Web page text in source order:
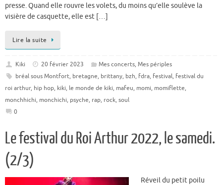
presse. Quand elle rouvre les volets, du moins qu’elle soulève la
visière de casquette, elle est […]
Lire la suite
Kiki 20 février 2023 Mes concerts, Mes périples
bréal sous Montfort, bretagne, brittany, bzh, fdra, festival, festival du
roi arthur, hip hop, kiki, le monde de kiki, mafeu, momi, momiflette,
monchhichi, monchichi, psyche, rap, rock, soul
0
Le festival du Roi Arthur 2022, le samedi.
(2/3)
Réveil du petit poilu